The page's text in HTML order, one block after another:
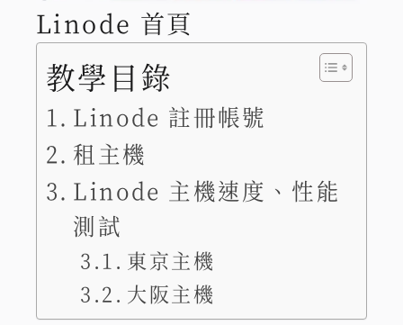
Linode 首頁
教學目錄
Linode 註冊帳號
租主機
Linode 主機速度、性能
測試
東京主機
大阪主機